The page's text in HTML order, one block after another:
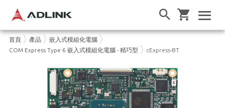
首頁 產品
嵌入式模組化電腦
COM Express Type 6 嵌入式模組化電腦 - 精巧型
cExpress-BT